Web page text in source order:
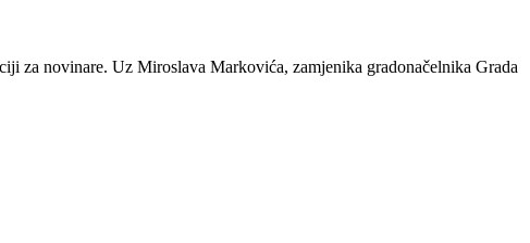
za novinare. Uz Miroslava Markovića, zamjenika gradonačelnika Grada